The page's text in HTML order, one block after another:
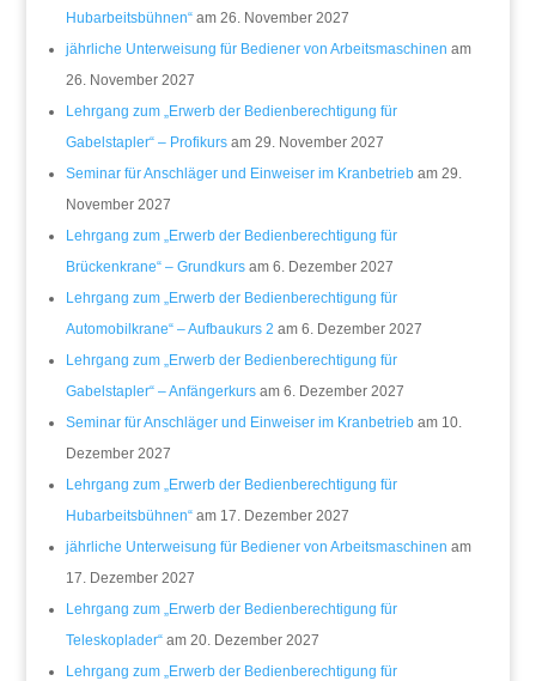
Hubarbeitsbühnen“am 26. November 2027
jährliche Unterweisung für Bediener von Arbeitsmaschinen am
26. November 2027
Lehrgang zum „Erwerb der Bedienberechtigung für
Gabelstapler“ – Profikursam 29. November 2027
Seminar für Anschläger und Einweiser im Kranbetriebam 29.
November 2027
Lehrgang zum „Erwerb der Bedienberechtigung für
Brückenkrane“ – Grundkursam 6. Dezember 2027
Lehrgang zum „Erwerb der Bedienberechtigung für
Automobilkrane“ – Aufbaukurs 2 am 6. Dezember 2027
Lehrgang zum „Erwerb der Bedienberechtigung für
Gabelstapler“ – Anfängerkursam 6. Dezember 2027
Seminar für Anschläger und Einweiser im Kranbetriebam 10.
Dezember 2027
Lehrgang zum „Erwerb der Bedienberechtigung für
Hubarbeitsbühnen“am 17. Dezember 2027
jährliche Unterweisung für Bediener von Arbeitsmaschinen am
17. Dezember 2027
Lehrgang zum „Erwerb der Bedienberechtigung für
Teleskoplader“am 20. Dezember 2027
Lehrgang zum „Erwerb der Bedienberechtigung für